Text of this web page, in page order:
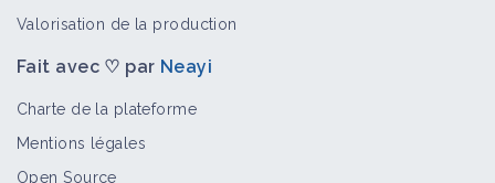
Linaires
Valorisation de la production
Fait avec ♡ par Neayi
Charte de la plateforme
Mentions légales
Open Source